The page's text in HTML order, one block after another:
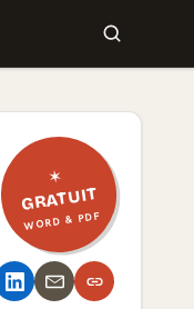
✶
GRATUIT
WORD & PDF